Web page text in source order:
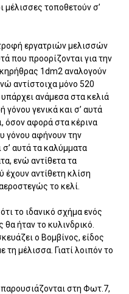
μέλισσες τοποθετούν σ’
εργατριών μελισσών
που προορίζονται για την
1dm2 αναλογούν
αντίστοιχα μόνο 520
ανάμεσα στα κελιά
γόνου γενικά και σ’ αυτά
όσον αφορά στα κέρινα
γόνου αφήνουν την
αυτά τα καλύμματα
ενώ αντίθετα τα
αντίθετη κλίση
το κελί.
το ιδανικό σχήμα ενός
ήταν το κυλινδρικό.
ο Βομβίνος, είδος
τη μέλισσα. Γιατί λοιπόν το
στη Φωτ.7,